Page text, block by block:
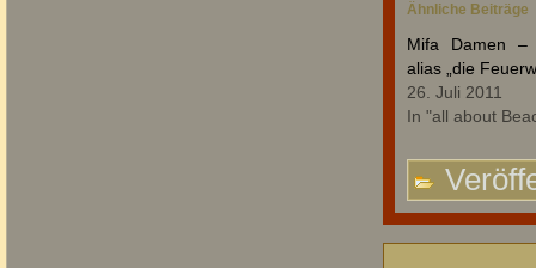
Ähnliche Beiträge
Mifa Damen –
alias „die
26. Juli 2011
In "all about